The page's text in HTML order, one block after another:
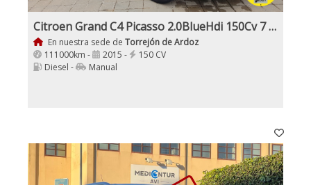
Citroen Grand C4 Picasso 2.0BlueHdi 150Cv 7 Plazas
En nuestra sede de Torrejón de Ardoz
111000km -
2015 -
150 CV
Diesel -
Manual